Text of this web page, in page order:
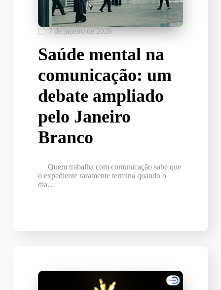
7 de janeiro de 2026
Saúde mental na
comunicação: um
debate ampliado
pelo Janeiro
Branco
Quem trabalha com comunicação sabe que
o expediente raramente termina quando o
dia…